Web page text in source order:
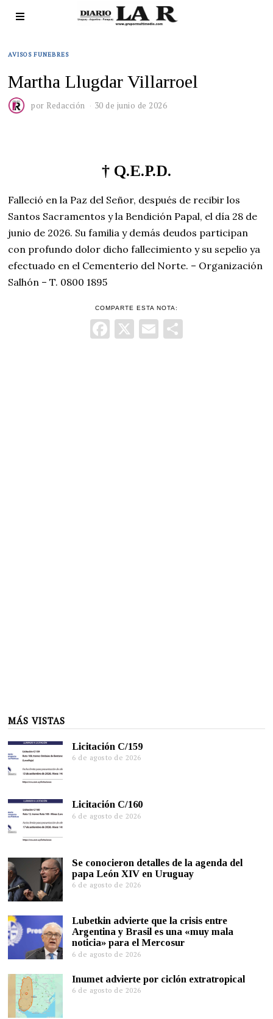
AVISOS FUNEBRES
Martha Llugdar Villarroel
por Redacción 30 de junio de 2026
† Q.E.P.D.
Falleció en la Paz del Señor, después de recibir los
Santos Sacramentos y la Bendición Papal, el día 28 de
junio de 2026. Su familia y demás deudos participan
con profundo dolor dicho fallecimiento y su sepelio ya
efectuado en el Cementerio del Norte. – Organización
Salhón – T. 0800 1895
COMPARTE ESTA NOTA:
Facebook
X Email
MÁS VISTAS
Licitación C/159
6 de agosto de 2026
Licitación C/160
6 de agosto de 2026
Se conocieron detalles de la agenda del
papa León XIV en Uruguay
6 de agosto de 2026
Lubetkin advierte que la crisis entre
Argentina y Brasil es una «muy mala
noticia» para el Mercosur
6 de agosto de 2026
Inumet advierte por ciclón extratropical
6 de agosto de 2026